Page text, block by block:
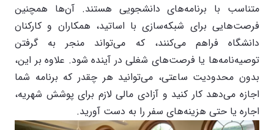
متناسب با برنامه‌های دانشجویی هستند. آن‌ها همچنین
فرصت‌هایی برای شبکه‌سازی با اساتید، همکاران و کارکنان
دانشگاه فراهم می‌کنند، که می‌تواند منجر به گرفتن
توصیه‌نامه‌ها یا فرصت‌های شغلی در آینده شود. علاوه بر این،
بدون محدودیت ساعتی، می‌توانید هر چقدر که برنامه شما
اجازه می‌دهد کار کنید و آزادی مالی لازم برای پوشش شهریه،
اجاره یا حتی هزینه‌های سفر را به دست آورید.